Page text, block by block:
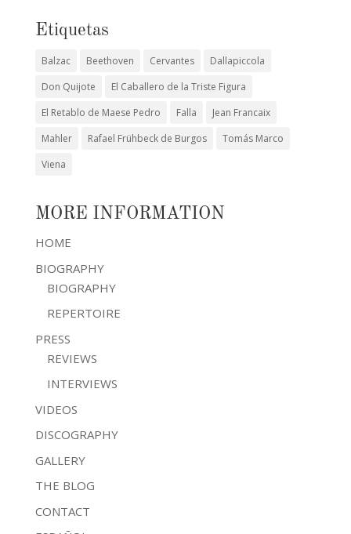
Etiquetas
Balzac Beethoven Cervantes
Dallapiccola
Don Quijote
El Caballero de la Triste Figura
El Retablo de Maese Pedro
Falla
Jean Francaix
Mahler
Rafael Frühbeck de Burgos
Tomás Marco
Viena
MORE INFORMATION
HOME
BIOGRAPHY
BIOGRAPHY
REPERTOIRE
PRESS
REVIEWS
INTERVIEWS
VIDEOS
DISCOGRAPHY
GALLERY
THE BLOG
CONTACT